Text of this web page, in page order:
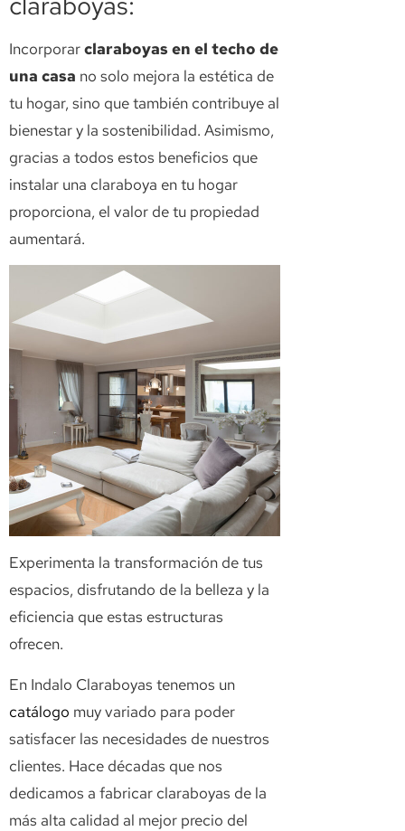
Incorporarclaraboyas en el techo de
una casa no solo mejora la estética de
tu hogar, sino que también contribuye al
bienestar y la sostenibilidad. Asimismo,
gracias a todos estos beneficios que
instalar una claraboya en tu hogar
proporciona, el valor de tu propiedad
aumentará.
Experimenta la transformación de tus
espacios, disfrutando de la belleza y la
eficiencia que estas estructuras
ofrecen.
En Indalo Claraboyas tenemos un
catálogo muy variado para poder
satisfacer las necesidades de nuestros
clientes. Hace décadas que nos
dedicamos a fabricar claraboyas de la
más alta calidad al mejor precio del